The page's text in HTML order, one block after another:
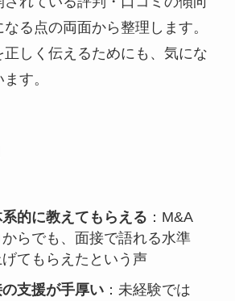
る点の両面から整理します。
しく伝えるためにも、気にな
す。
的に教えてもらえる ：M&A
らでも、面接で語れる水準
げてもらえたという声
支援が手厚い：未経験では